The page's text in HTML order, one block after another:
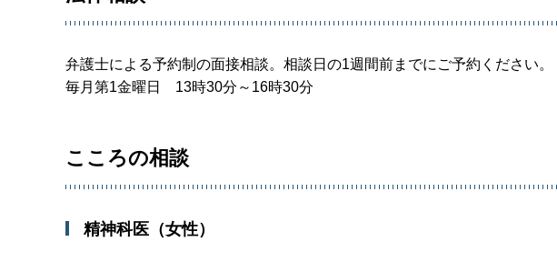
弁護士による予約制の面接相談。相談日の1週間前までにご予約ください。
毎月第1金曜日 13時30分～16時30分
こころの相談
精神科医（女性）